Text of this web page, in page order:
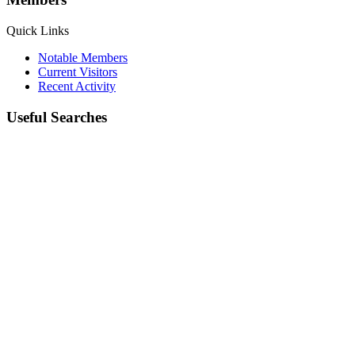
Quick Links
Notable Members
Current Visitors
Recent Activity
Useful Searches